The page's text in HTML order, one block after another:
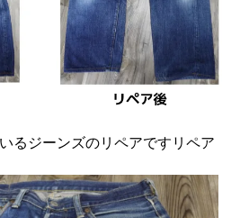
るジーンズのリペアですリペア